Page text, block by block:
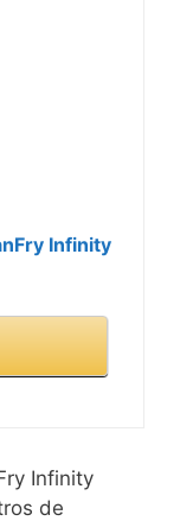
Infinity
Infinity
de